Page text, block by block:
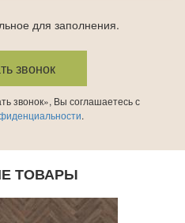
для заполнения.
звонок», Вы соглашаетесь с
.
ТОВАРЫ